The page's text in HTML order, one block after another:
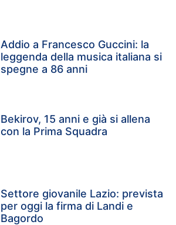
Addio a Francesco Guccini: la
leggenda della musica italiana si
spegne a 86 anni
Bekirov, 15 anni e già si allena
con la Prima Squadra
Settore giovanile Lazio: prevista
per oggi la firma di Landi e
Bagordo